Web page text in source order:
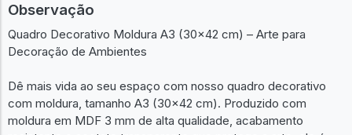
Observação
Quadro Decorativo Moldura A3 (30x42 cm) – Arte para
Decoração de Ambientes
Dê mais vida ao seu espaço com nosso quadro decorativo
com moldura, tamanho A3 (30x42 cm). Produzido com
moldura em MDF 3 mm de alta qualidade, acabamento